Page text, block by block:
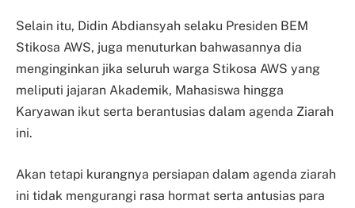
Selain itu, Didin Abdiansyah selaku Presiden BEM
Stikosa AWS, juga menuturkan bahwasannya dia
menginginkan jika seluruh warga Stikosa AWS yang
meliputi jajaran Akademik, Mahasiswa hingga
Karyawan ikut serta berantusias dalam agenda Ziarah
ini.
Akan tetapi kurangnya persiapan dalam agenda ziarah
ini tidak mengurangi rasa hormat serta antusias para